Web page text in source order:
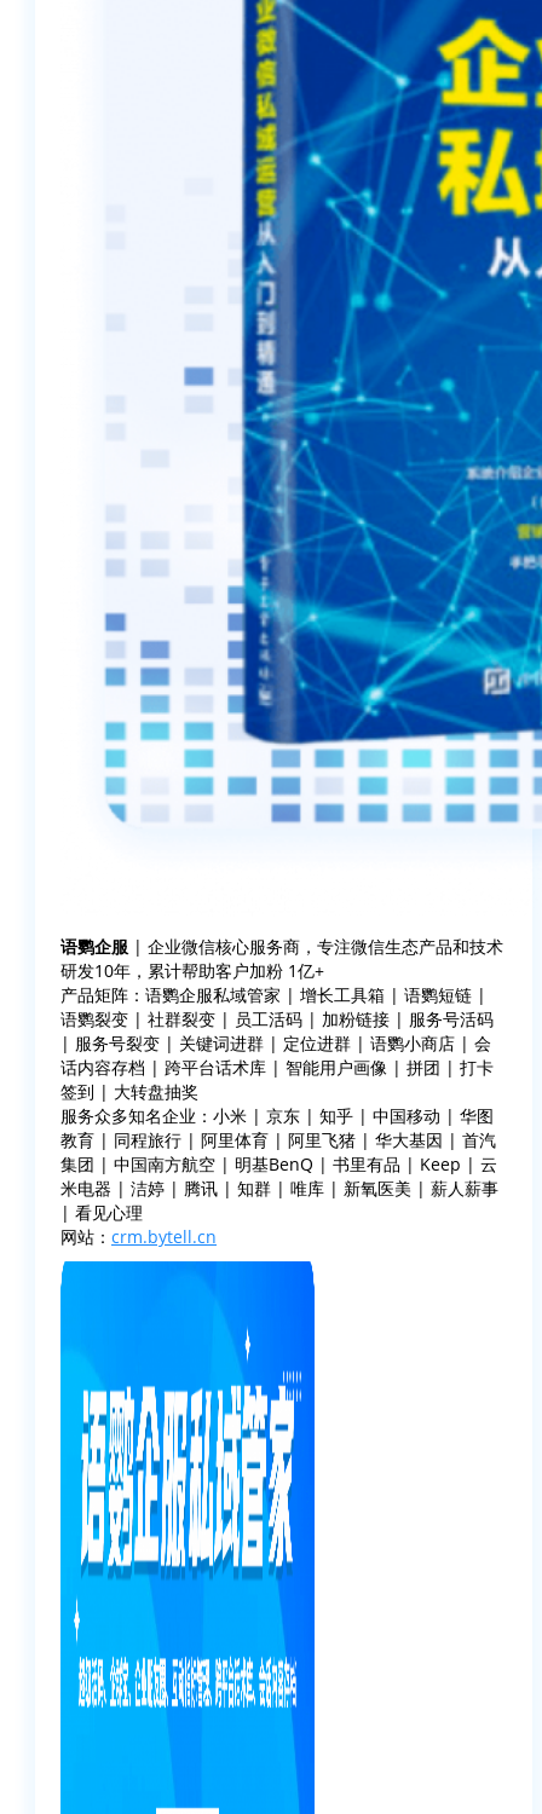
语鹦企服 | 企业微信核心服务商，专注微信生态产品和技术
研发10年，累计帮助客户加粉 1亿+
产品矩阵：语鹦企服私域管家 | 增长工具箱 | 语鹦短链 |
语鹦裂变 | 社群裂变 | 员工活码 | 加粉链接 | 服务号活码
| 服务号裂变 | 关键词进群 | 定位进群 | 语鹦小商店 | 会
话内容存档 | 跨平台话术库 | 智能用户画像 | 拼团 | 打卡
签到 | 大转盘抽奖
服务众多知名企业：小米 | 京东 | 知乎 | 中国移动 | 华图
教育 | 同程旅行 | 阿里体育 | 阿里飞猪 | 华大基因 | 首汽
集团 | 中国南方航空 | 明基BenQ | 书里有品 | Keep | 云
米电器 | 洁婷 | 腾讯 | 知群 | 唯库 | 新氧医美 | 薪人薪事
| 看见心理
网站： crm.bytell.cn